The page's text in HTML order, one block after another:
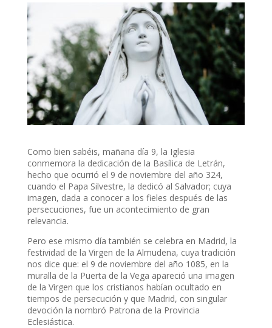
Como bien sabéis, mañana día 9, la Iglesia
conmemora la dedicación de la Basílica de Letrán,
hecho que ocurrió el 9 de noviembre del año 324,
cuando el Papa Silvestre, la dedicó al Salvador; cuya
imagen, dada a conocer a los fieles después de las
persecuciones, fue un acontecimiento de gran
relevancia.
Pero ese mismo día también se celebra en Madrid, la
festividad de la Virgen de la Almudena, cuya tradición
nos dice que: el 9 de noviembre del año 1085, en la
muralla de la Puerta de la Vega apareció una imagen
de la Virgen que los cristianos habían ocultado en
tiempos de persecución y que Madrid, con singular
devoción la nombró Patrona de la Provincia
Eclesiástica.